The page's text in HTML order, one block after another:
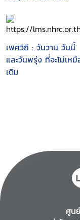
เพศวิถี : วันวาน วันนี้
และวันพรุ่ง ที่จะไม่เห
เดิม
ศูน